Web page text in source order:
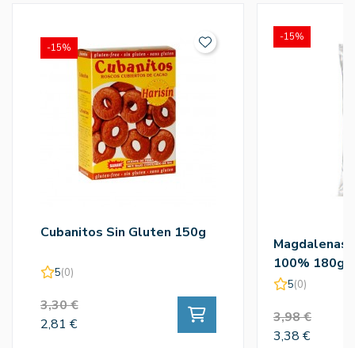
Cubanitos Sin Gluten 150g
5(0)
3,30 €
2,81 €
-15%
Magdalenas
100% 180g
5(0)
3,98 €
3,38 €
-15%